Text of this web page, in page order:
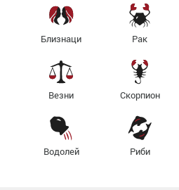
Близнаци Рак
Везни Скорпион
Водолей Риби